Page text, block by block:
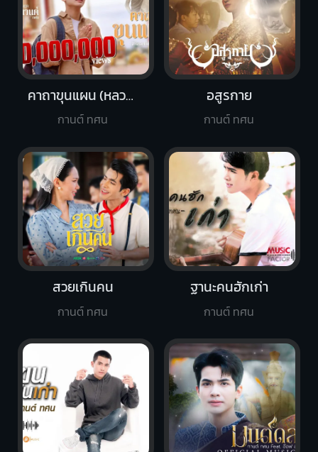
ฐานะคนฮักเก่า
กานต์ ทศน
อสูรกาย
กานต์ ทศน
คาถาขุนแผน (หลวงพ่อกวย)
กานต์ ทศน
สวยเกินคน
กานต์ ทศน